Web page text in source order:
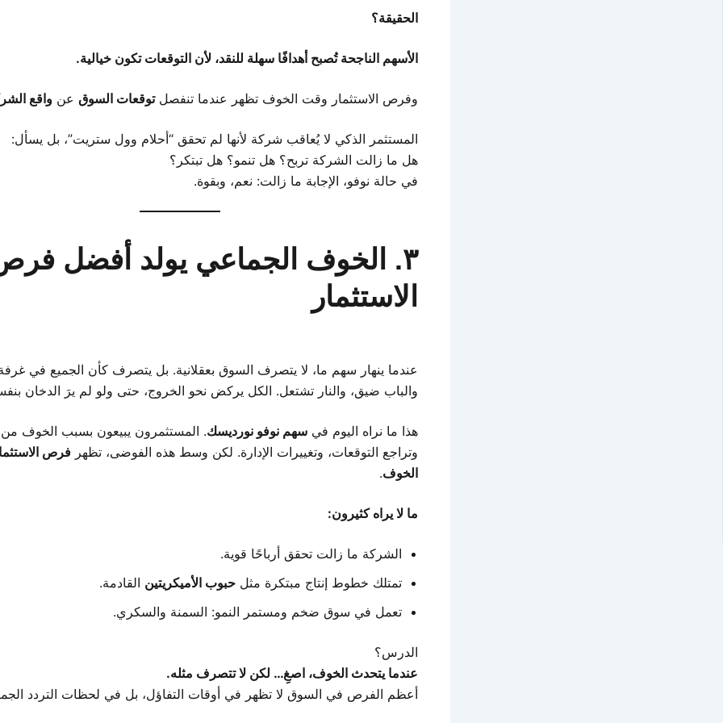
الحقيقة؟
الأسهم الناجحة تُصبح أهدافًا سهلة للنقد، لأن التوقعات تكون خيالية.
وفرص الاستثمار وقت الخوف تظهر عندما تنفصلتوقعات السوق عن واقع
المستثمر الذكي لا يُعاقب شركة لأنها لم تحقق “أحلام وول ستريت”، بل يسأل:
هل ما زالت الشركة تربح؟ هل تنمو؟ هل تبتكر؟
في حالة نوفو، الإجابة ما زالت: نعم، وبقوة.
٣. الخوف الجماعي يولد أفضل
الاستثمار
عندما ينهار سهم ما، لا يتصرف السوق بعقلانية. بل يتصرف كأن الجميع في
والباب ضيق، والنار تشتعل. الكل يركض نحو الخروج، حتى ولو لم يرَ الدخان
هذا ما نراه اليوم في سهم نوفو نورديسك. المستثمرون يبيعون بسبب الخوف من
وتراجع التوقعات، وتغييرات الإدارة. لكن وسط هذه الفوضى، تظهر فرص
الخوف.
ما لا يراه كثيرون:
الشركة ما زالت تحقق أرباحًا قوية.
تمتلك خطوط إنتاج مبتكرة مثل حبوب الأميكريتين القادمة.
تعمل في سوق ضخم ومستمر النمو: السمنة والسكري.
الدرس؟
عندما يتحدث الخوف، اصغِ… لكن لا تتصرف مثله.
أعظم الفرص في السوق لا تظهر في أوقات التفاؤل، بل في لحظات التردد